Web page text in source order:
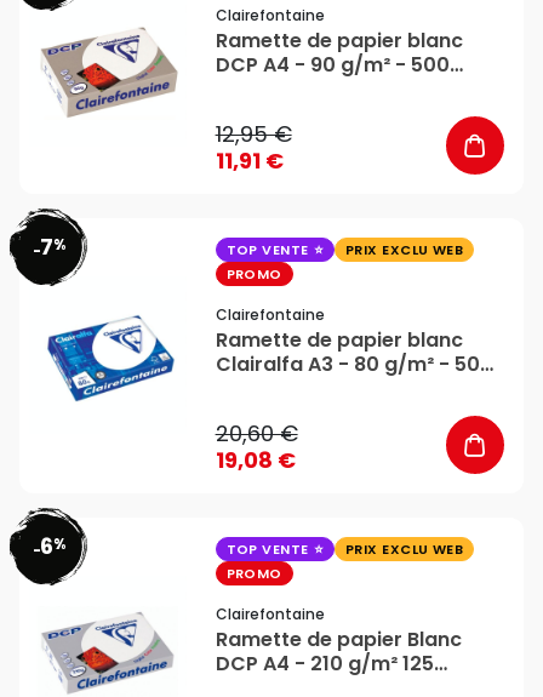
Clairefontaine
Ramette de papier blanc
DCP A4 - 90 g/m² - 500
12,95 €
11,91 €
-7% TOP VENTE
PRIX EXCLU WEB
PROMO
Clairefontaine
Ramette de papier blanc
Clairalfa A3 - 80 g/m² - 500
20,60 €
19,08 €
-6% TOP VENTE
PRIX EXCLU WEB
PROMO
Clairefontaine
Ramette de papier Blanc
DCP A4 - 210 g/m² 125